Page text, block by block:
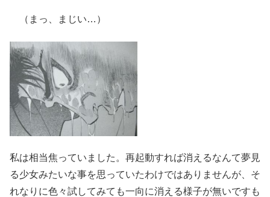
（まっ、まじい…）
私は相当焦っていました。再起動すれば消えるなんて夢見
る少女みたいな事を思っていたわけではありませんが、そ
れなりに色々試してみても一向に消える様子が無いですも